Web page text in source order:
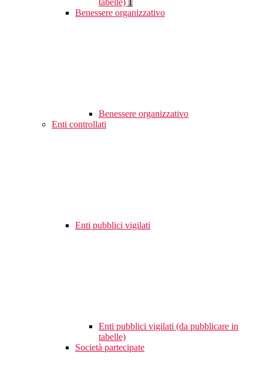
tabelle)
Benessere organizzativo
Benessere organizzativo
Enti controllati
Enti pubblici vigilati
Enti pubblici vigilati (da pubblicare in
tabelle)
Società partecipate